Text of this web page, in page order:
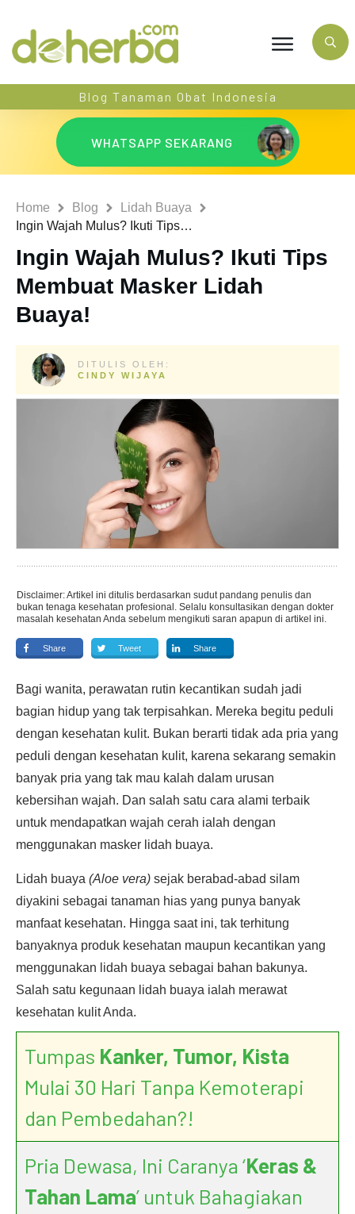
Blog Tanaman Obat Indonesia
WHATSAPP SEKARANG
Home Blog
Lidah Buaya
Ingin Wajah Mulus? Ikuti Tips Membuat Masker Lidah Buaya!
Ingin Wajah Mulus? Ikuti Tips
Membuat Masker Lidah
Buaya!
DITULIS OLEH:
CINDY WIJAYA
Disclaimer: Artikel ini ditulis berdasarkan sudut pandang penulis dan
bukan tenaga kesehatan profesional. Selalu konsultasikan dengan dokter
masalah kesehatan Anda sebelum mengikuti saran apapun di artikel ini.
Share Tweet Share
Bagi wanita, perawatan rutin kecantikan sudah jadi
bagian hidup yang tak terpisahkan. Mereka begitu peduli
dengan kesehatan kulit. Bukan berarti tidak ada pria yang
peduli dengan kesehatan kulit, karena sekarang semakin
banyak pria yang tak mau kalah dalam urusan
kebersihan wajah. Dan salah satu cara alami terbaik
untuk mendapatkan wajah cerah ialah dengan
menggunakan masker lidah buaya.
Lidah buaya (Aloe vera) sejak berabad-abad silam
diyakini sebagai tanaman hias yang punya banyak
manfaat kesehatan. Hingga saat ini, tak terhitung
banyaknya produk kesehatan maupun kecantikan yang
menggunakan lidah buaya sebagai bahan bakunya.
Salah satu kegunaan lidah buaya ialah merawat
kesehatan kulit Anda.
Tumpas Kanker, Tumor, Kista
Mulai 30 Hari Tanpa Kemoterapi
dan Pembedahan?!
Pria Dewasa, Ini Caranya ‘Keras &
Tahan Lama’ untuk Bahagiakan